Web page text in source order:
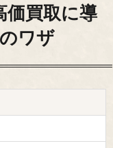
価買取に導
ワザ